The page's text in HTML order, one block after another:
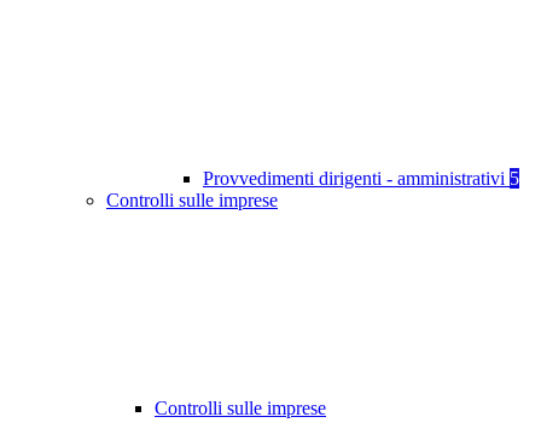
Provvedimenti dirigenti - amministrativi 5
Controlli sulle imprese
Controlli sulle imprese